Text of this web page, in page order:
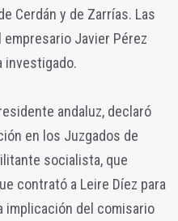
Cerdán y de Zarrías. Las
Javier Pérez
investigado.
andaluz, declaró
en los Juzgados de
socialista, que
contrató a Leire Díez para
implicación del comisario